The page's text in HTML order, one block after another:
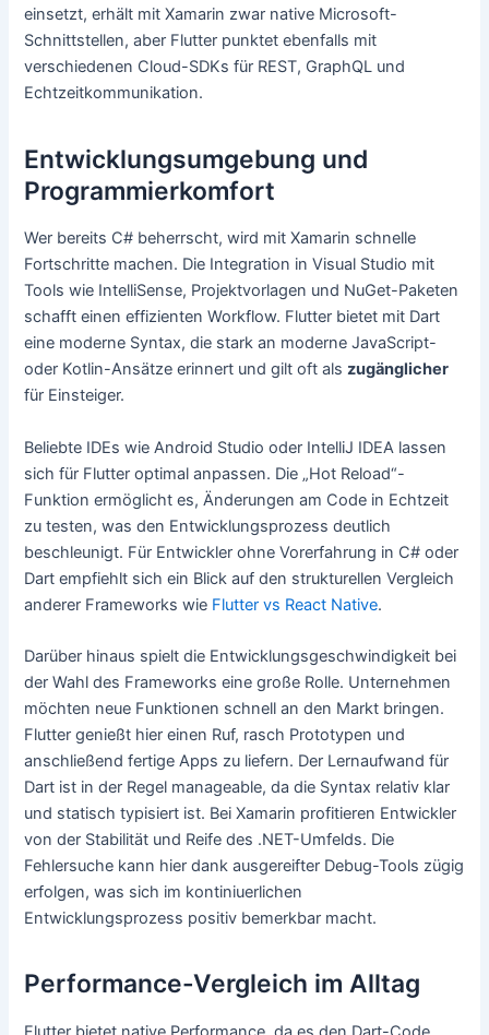
einsetzt, erhält mit Xamarin zwar native Microsoft-
Schnittstellen, aber Flutter punktet ebenfalls mit
verschiedenen Cloud-SDKs für REST, GraphQL und
Echtzeitkommunikation.
Entwicklungsumgebung und
Programmierkomfort
Wer bereits C# beherrscht, wird mit Xamarin schnelle
Fortschritte machen. Die Integration in Visual Studio mit
Tools wie IntelliSense, Projektvorlagen und NuGet-Paketen
schafft einen effizienten Workflow. Flutter bietet mit Dart
eine moderne Syntax, die stark an moderne JavaScript-
oder Kotlin-Ansätze erinnert und gilt oft alszugänglicher
für Einsteiger.
Beliebte IDEs wie Android Studio oder IntelliJ IDEA lassen
sich für Flutter optimal anpassen. Die „Hot Reload“-
Funktion ermöglicht es, Änderungen am Code in Echtzeit
zu testen, was den Entwicklungsprozess deutlich
beschleunigt. Für Entwickler ohne Vorerfahrung in C# oder
Dart empfiehlt sich ein Blick auf den strukturellen Vergleich
anderer Frameworks wie Flutter vs React Native.
Darüber hinaus spielt die Entwicklungsgeschwindigkeit bei
der Wahl des Frameworks eine große Rolle. Unternehmen
möchten neue Funktionen schnell an den Markt bringen.
Flutter genießt hier einen Ruf, rasch Prototypen und
anschließend fertige Apps zu liefern. Der Lernaufwand für
Dart ist in der Regel manageable, da die Syntax relativ klar
und statisch typisiert ist. Bei Xamarin profitieren Entwickler
von der Stabilität und Reife des .NET-Umfelds. Die
Fehlersuche kann hier dank ausgereifter Debug-Tools zügig
erfolgen, was sich im kontiniuerlichen
Entwicklungsprozess positiv bemerkbar macht.
Performance-Vergleich im Alltag